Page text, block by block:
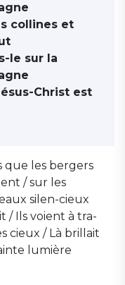
collines et
le sur la
Christ est
que les bergers
/ sur les
silen-cieux
/ Ils voient à tra-
cieux / Là brillait
lumière